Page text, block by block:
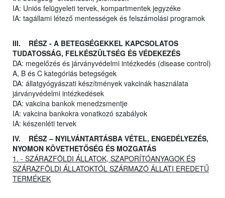
IA: Uniós felügyeleti tervek, kompartmentek jegyzéke
IA: tagállami létező mentességek és felszámolási programok
III. RÉSZ - A BETEGSÉGEKKEL KAPCSOLATOS
TUDATOSSÁG, FELKÉSZÜLTSÉG ÉS VÉDEKEZÉS
DA: megelőzés és járványvédelmi intézkedés (disease control)
A, B és C kategóriás betegségek
DA: állatgyógyászati készítmények vakcinák használata
járványvédelmi intézkedések
DA: vakcina bankok menedzsmentje
IA: vakcina bankokra vonatkozó szabályok
IA: készenléti tervek
IV. RÉSZ – NYILVÁNTARTÁSBA VÉTEL, ENGEDÉLYEZÉS,
NYOMON KÖVETHETŐSÉG ÉS MOZGATÁS
1. - SZÁRAZFÖLDI ÁLLATOK, SZAPORÍTÓANYAGOK ÉS
SZÁRAZFÖLDI ÁLLATOKTÓL SZÁRMAZÓ ÁLLATI EREDETŰ
TERMÉKEK